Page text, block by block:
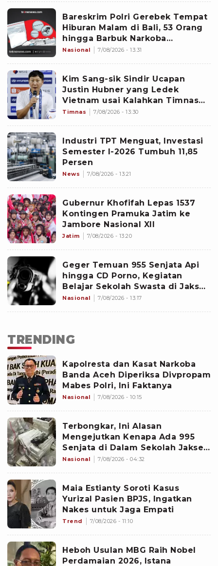
Bareskrim Polri Gerebek Tempat
Hiburan Malam di Bali, 53 Orang
hingga Barbuk Narkoba
Diamankan
Nasional 7/08/2026 - 13:31
Kim Sang-sik Sindir Ucapan
Justin Hubner yang Ledek
Vietnam usai Kalahkan Timnas
Indonesia di Piala AFF 2026:
Timnas 7/08/2026 - 13:30
Industri TPT Menguat, Investasi
Semester I-2026 Tumbuh 11,85
Persen
News 7/08/2026 - 13:21
Gubernur Khofifah Lepas 1537
Kontingen Pramuka Jatim ke
Jambore Nasional XII
Jatim 7/08/2026 - 13:20
Geger Temuan 955 Senjata Api
hingga CD Porno, Kegiatan
Belajar Sekolah Swasta di Jaksel
Masih Berjalan Normal
Nasional 7/08/2026 - 13:17
TRENDING
Kapolresta dan Kasat Narkoba
Banda Aceh Diperiksa Divpropam
Mabes Polri, Ini Faktanya
Nasional 7/08/2026 - 10:15
Terbongkar, Ini Alasan
Mengejutkan Kenapa Ada 995
Senjata di Dalam Sekolah Jaksel
Sejak 2020
Nasional 7/08/2026 - 04:32
Maia Estianty Soroti Kasus
Yurizal Pasien BPJS, Ingatkan
Nakes untuk Jaga Empati
Trend 7/08/2026 - 11:10
Heboh Usulan MBG Raih Nobel
Perdamaian 2026, Istana